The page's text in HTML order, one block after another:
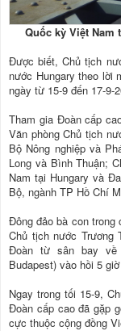
Quốc kỳ Việt Nam
Được biết, Chủ tịch
nước Hungary theo lời
ngày từ 15-9 đến 17-9-
Tham gia Đoàn cấp
Văn phòng Chủ tịch
Bộ Nông nghiệp và
Long và Bình Thuận;
Nam tại Hungary và
Bộ, ngành TP Hồ Chí
Đông đảo bà con trong
Chủ tịch nước Trương
Đoàn từ sân bay về
Budapest) vào hồi 5
Ngay trong tối 15-9,
Đoàn cấp cao đã gặp
cực thuộc cộng đồng